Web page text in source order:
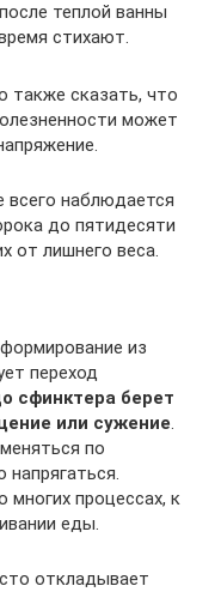
теплой ванны
стихают.
также сказать, что
может
всего наблюдается
до пятидесяти
от лишнего веса.
из
переход
сфинктера берет
или сужение.
по
напрягаться.
многих процессах, к
еды.
откладывает